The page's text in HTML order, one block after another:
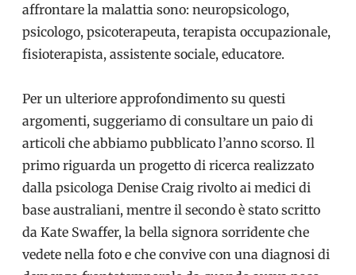
affrontare la malattia sono: neuropsicologo,
psicologo, psicoterapeuta, terapista occupazionale,
fisioterapista, assistente sociale, educatore.
Per un ulteriore approfondimento su questi
argomenti, suggeriamo di consultare un paio di
articoli che abbiamo pubblicato l’anno scorso. Il
primo riguarda un progetto di ricerca realizzato
dalla psicologa Denise Craig rivolto ai medici di
base australiani, mentre il secondo è stato scritto
da Kate Swaffer, la bella signora sorridente che
vedete nella foto e che convive con una diagnosi di